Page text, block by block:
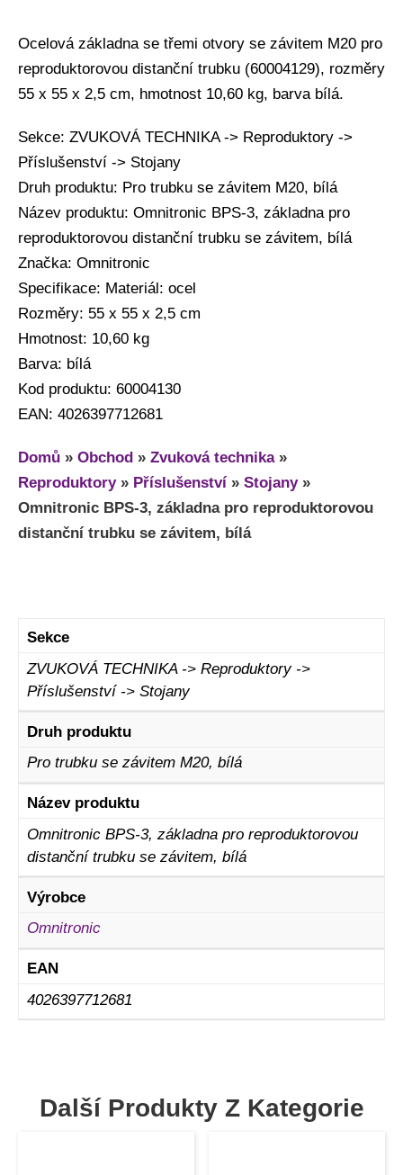
Ocelová základna se třemi otvory se závitem M20 pro
reproduktorovou distanční trubku (60004129), rozměry
55 x 55 x 2,5 cm, hmotnost 10,60 kg, barva bílá.
Sekce: ZVUKOVÁ TECHNIKA -> Reproduktory ->
Příslušenství -> Stojany
Druh produktu: Pro trubku se závitem M20, bílá
Název produktu: Omnitronic BPS-3, základna pro
reproduktorovou distanční trubku se závitem, bílá
Značka: Omnitronic
Specifikace: Materiál: ocel
Rozměry: 55 x 55 x 2,5 cm
Hmotnost: 10,60 kg
Barva: bílá
Kod produktu: 60004130
EAN: 4026397712681
Domů » Obchod » Zvuková technika»
Reproduktory» Příslušenství » Stojany»
Omnitronic BPS-3, základna pro reproduktorovou
distanční trubku se závitem, bílá
Sekce
ZVUKOVÁ TECHNIKA -> Reproduktory ->
Příslušenství -> Stojany
Druh produktu
Pro trubku se závitem M20, bílá
Název produktu
Omnitronic BPS-3, základna pro reproduktorovou
distanční trubku se závitem, bílá
Výrobce
Omnitronic
EAN
4026397712681
Další Produkty Z Kategorie